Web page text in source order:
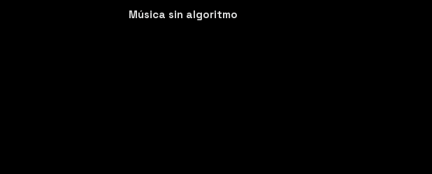
Música sin algoritmo